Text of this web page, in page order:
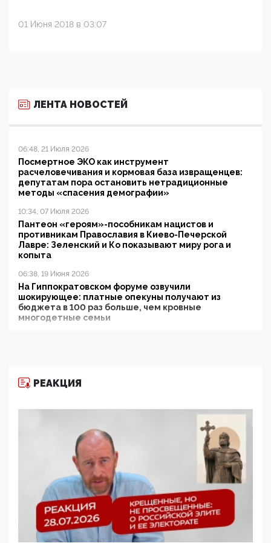
01 Июня 2018 в 03:07
ЛЕНТА НОВОСТЕЙ
06:48, 21 Июля 2026
Посмертное ЭКО как инструмент
расчеловечивания и кормовая база извращенцев:
депутатам пора остановить нетрадиционные
методы «спасения демографии»
10:34, 07 Июля 2026
Пантеон «героям»-пособникам нацистов и
противникам Православия в Киево-Печерской
Лавре: Зеленский и Ко показывают миру рога и
копыта
06:38, 19 Июня 2026
На Гиппократовском форуме озвучили
шокирующее: платные опекуны получают из
бюджета в 100 раз больше, чем кровные
многодетные семьи
11:53, 09 Июня 2026
деятельность ИИТО ЮНЕСКО в России, но
цифроглобалисты продолжают определять
повестку в образовании
09:43, 01 Июня 2026
5G за счет здоровья граждан: Минцифры намерено
отобрать у регионов и муниципалитетов право
защищать жилые дома и социальные объекты от
05:58, 26 Мая 2026
Роскомнадзор освободили от борца с
деструктивным и опасным контентом
РЕАКЦИЯ